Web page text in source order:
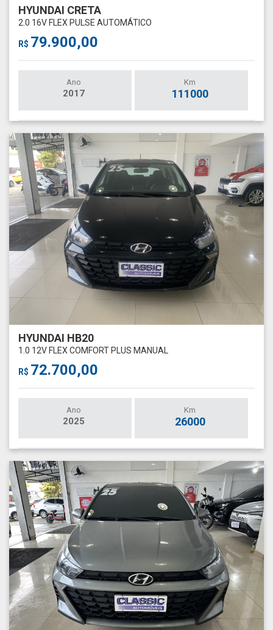
HYUNDAI CRETA
2.0 16V FLEX PULSE AUTOMÁTICO
R$ 79.900,00
Ano
2017
Km
111000
HYUNDAI HB20
1.0 12V FLEX COMFORT PLUS MANUAL
R$ 72.700,00
Ano
2025
Km
26000